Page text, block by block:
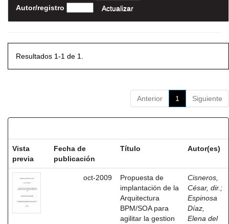
Autor/registro
Resultados 1-1 de 1.
Anterior 1 Siguiente
Vista
previa
Fecha de
publicación
Título Autor(es)
oct-2009
Propuesta de
implantación de la
Arquitectura
BPM/SOA para
agilitar la gestion
Cisneros,
César, dir. ;
Espinosa
Díaz,
Elena del